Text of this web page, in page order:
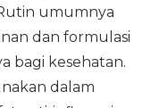
umumnya
dan formulasi
bagi kesehatan.
dalam